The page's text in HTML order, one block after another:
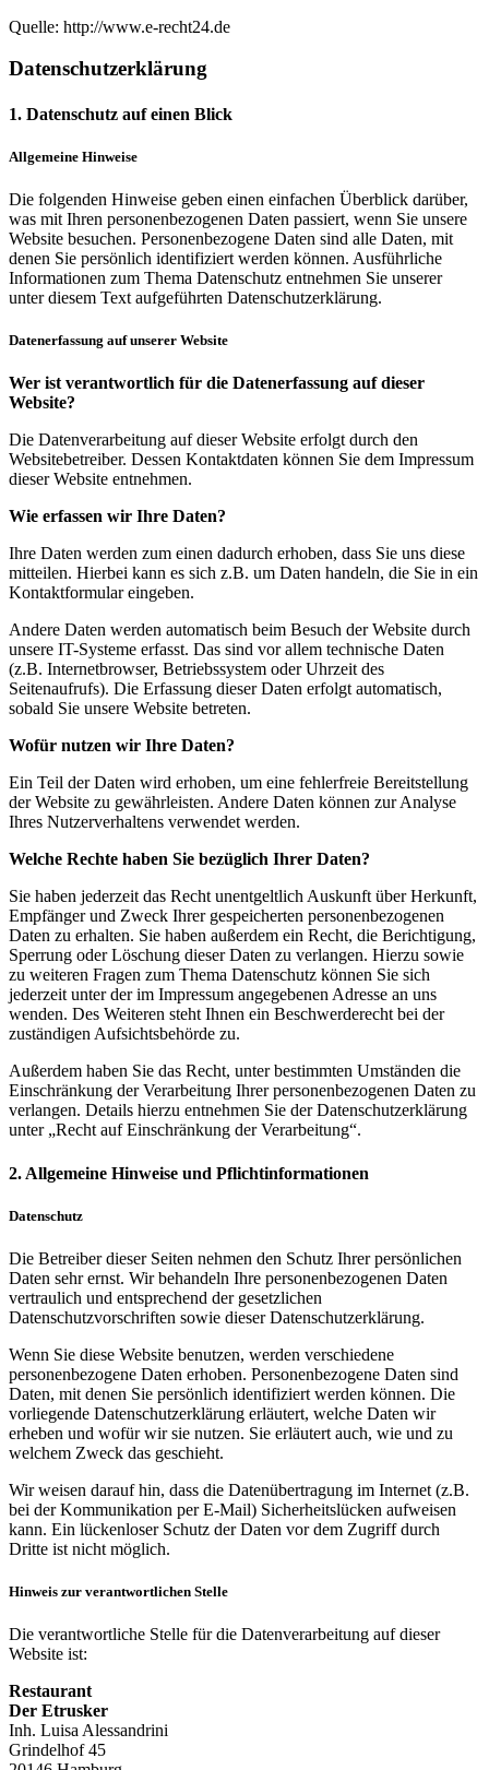
Quelle: http://www.e-recht24.de
Datenschutzerklärung
1. Datenschutz auf einen Blick
Allgemeine Hinweise
Die folgenden Hinweise geben einen einfachen Überblick darüber,
was mit Ihren personenbezogenen Daten passiert, wenn Sie unsere
Website besuchen. Personenbezogene Daten sind alle Daten, mit
denen Sie persönlich identifiziert werden können. Ausführliche
Informationen zum Thema Datenschutz entnehmen Sie unserer
unter diesem Text aufgeführten Datenschutzerklärung.
Datenerfassung auf unserer Website
Wer ist verantwortlich für die Datenerfassung auf dieser
Website?
Die Datenverarbeitung auf dieser Website erfolgt durch den
Websitebetreiber. Dessen Kontaktdaten können Sie dem Impressum
dieser Website entnehmen.
Wie erfassen wir Ihre Daten?
Ihre Daten werden zum einen dadurch erhoben, dass Sie uns diese
mitteilen. Hierbei kann es sich z.B. um Daten handeln, die Sie in ein
Kontaktformular eingeben.
Andere Daten werden automatisch beim Besuch der Website durch
unsere IT-Systeme erfasst. Das sind vor allem technische Daten
(z.B. Internetbrowser, Betriebssystem oder Uhrzeit des
Seitenaufrufs). Die Erfassung dieser Daten erfolgt automatisch,
sobald Sie unsere Website betreten.
Wofür nutzen wir Ihre Daten?
Ein Teil der Daten wird erhoben, um eine fehlerfreie Bereitstellung
der Website zu gewährleisten. Andere Daten können zur Analyse
Ihres Nutzerverhaltens verwendet werden.
Welche Rechte haben Sie bezüglich Ihrer Daten?
Sie haben jederzeit das Recht unentgeltlich Auskunft über Herkunft,
Empfänger und Zweck Ihrer gespeicherten personenbezogenen
Daten zu erhalten. Sie haben außerdem ein Recht, die Berichtigung,
Sperrung oder Löschung dieser Daten zu verlangen. Hierzu sowie
zu weiteren Fragen zum Thema Datenschutz können Sie sich
jederzeit unter der im Impressum angegebenen Adresse an uns
wenden. Des Weiteren steht Ihnen ein Beschwerderecht bei der
zuständigen Aufsichtsbehörde zu.
Außerdem haben Sie das Recht, unter bestimmten Umständen die
Einschränkung der Verarbeitung Ihrer personenbezogenen Daten zu
verlangen. Details hierzu entnehmen Sie der Datenschutzerklärung
unter „Recht auf Einschränkung der Verarbeitung“.
2. Allgemeine Hinweise und Pflichtinformationen
Datenschutz
Die Betreiber dieser Seiten nehmen den Schutz Ihrer persönlichen
Daten sehr ernst. Wir behandeln Ihre personenbezogenen Daten
vertraulich und entsprechend der gesetzlichen
Datenschutzvorschriften sowie dieser Datenschutzerklärung.
Wenn Sie diese Website benutzen, werden verschiedene
personenbezogene Daten erhoben. Personenbezogene Daten sind
Daten, mit denen Sie persönlich identifiziert werden können. Die
vorliegende Datenschutzerklärung erläutert, welche Daten wir
erheben und wofür wir sie nutzen. Sie erläutert auch, wie und zu
welchem Zweck das geschieht.
Wir weisen darauf hin, dass die Datenübertragung im Internet (z.B.
bei der Kommunikation per E-Mail) Sicherheitslücken aufweisen
kann. Ein lückenloser Schutz der Daten vor dem Zugriff durch
Dritte ist nicht möglich.
Hinweis zur verantwortlichen Stelle
Die verantwortliche Stelle für die Datenverarbeitung auf dieser
Website ist:
Restaurant
Der Etrusker
Inh. Luisa Alessandrini
Grindelhof 45